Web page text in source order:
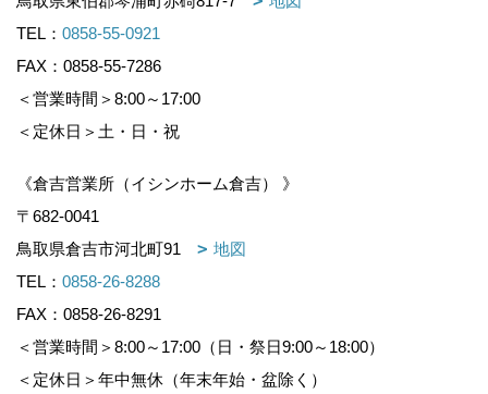
TEL： 0858-55-0921
FAX：0858-55-7286
＜営業時間＞8:00～17:00
＜定休日＞土・日・祝
《倉吉営業所（イシンホーム倉吉） 》
〒682-0041
鳥取県倉吉市河北町91
地図
TEL： 0858-26-8288
FAX：0858-26-8291
＜営業時間＞8:00～17:00（日・祭日9:00～18:00）
＜定休日＞年中無休（年末年始・盆除く）